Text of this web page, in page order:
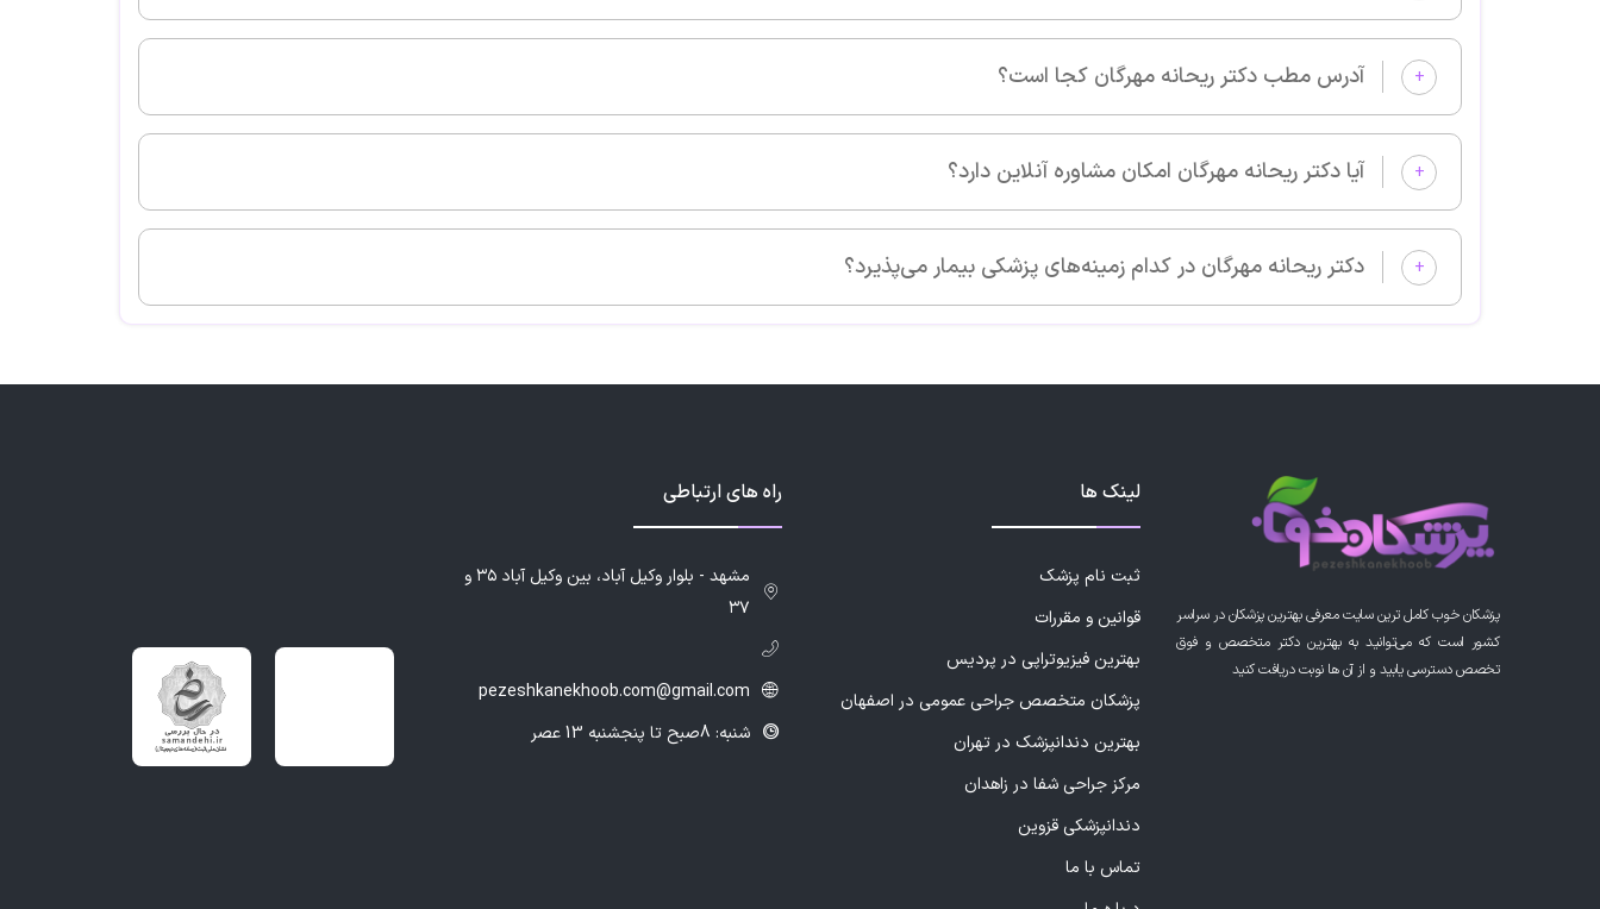
+ آدرس مطب دکتر ریحانه مهرگان کجا است؟
+ آیا دکتر ریحانه مهرگان امکان مشاوره آنلاین دارد؟
+ دکتر ریحانه مهرگان در کدام زمینه‌های پزشکی بیمار می‌پذیرد؟
پزشکان خوب کامل ترین سایت معرفی بهترین پزشکان در سراسر
کشور است که می‌توانید به بهترین دکتر متخصص و فوق
تخصص دسترسی یابید و از آن ها نوبت دریافت کنید
لینک ها
ثبت نام پزشک
قوانین و مقررات
بهترین فیزیوتراپی در پردیس
پزشکان متخصص جراحی عمومی در اصفهان
بهترین دندانپزشک در تهران
مرکز جراحی شفا در زاهدان
دندانپزشکی قزوین
تماس با ما
راه های ارتباطی
مشهد - بلوار وکیل آباد، بین وکیل آباد ۳۵ و
۳۷
pezeshkanekhoob.com@gmail.com
شنبه: 8صبح تا پنجشنبه 13 عصر